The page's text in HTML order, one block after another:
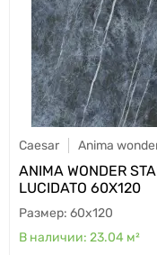
Caesar Anima
ANIMA WONDER
LUCIDATO 60X120
60x120
23.04 м²